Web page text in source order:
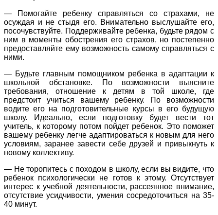
— Помогайте ребенку справляться со страхами, не
осуждая и не стыдя его. Внимательно выслушайте его,
посочувствуйте. Поддерживайте ребенка, будьте рядом с
ним в моменты обострения его страхов, но постепенно
предоставляйте ему возможность самому справляться с
ними.
— Будьте главным помощником ребенка в адаптации к
школьной обстановке. По возможности выясните
требования, отношение к детям в той школе, где
предстоит учиться вашему ребенку. По возможности
водите его на подготовительные курсы в его будущую
школу. Идеально, если подготовку будет вести тот
учитель, к которому потом пойдет ребенок. Это поможет
вашему ребенку легче адаптироваться к новым для него
условиям, заранее завести себе друзей и привыкнуть к
новому коллективу.
— Не торопитесь с походом в школу, если вы видите, что
ребенок психологически не готов к этому. Отсутствует
интерес к учебной деятельности, рассеянное внимание,
отсутствие усидчивости, умения сосредоточиться на 35-
40 минут.